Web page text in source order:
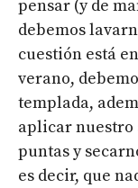
pensar (y de
debemos
cuestión está
verano,
templada,
aplicar nuestro
puntas y
es decir, que